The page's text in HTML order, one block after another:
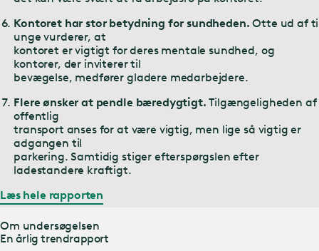
Kontoret har stor betydning for sundheden.Otte ud af ti
unge vurderer, at
kontoret er vigtigt for deres mentale sundhed, og
kontorer, der inviterer til
bevægelse, medfører gladere medarbejdere.
Flere ønsker at pendle bæredygtigt.Tilgængeligheden af
offentlig
transport anses for at være vigtig, men lige så vigtig er
adgangen til
parkering. Samtidig stiger efterspørgslen efter
ladestandere kraftigt.
Læs hele rapporten
Om undersøgelsen
En årlig trendrapport